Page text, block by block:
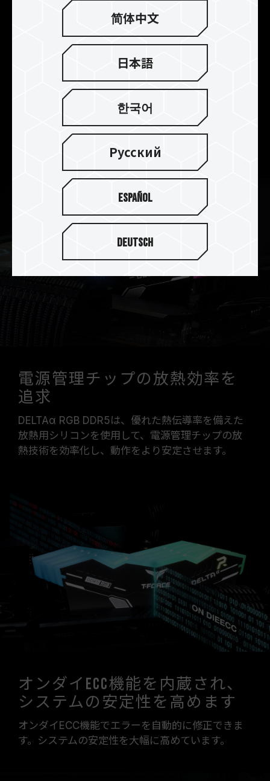
電源管理チップを搭載し、電
源を安定し効率より向上させ
DELTAα RGB DDR5には、ノイズ干渉を最小限に
抑え、各電子部品を安定して効率的に配電できる
電源管理チップが搭載されているため、高効率、
高速処理を可能とします。
電源管理チップの放熱効率を
追求
DELTAα RGB DDR5は、優れた熱伝導率を備えた
放熱用シリコンを使用して、電源管理チップの放
熱技術を効率化し、動作をより安定させます。
オンダイECC機能を内蔵され、
システムの安定性を高めます
オンダイECC機能でエラーを自動的に修正できま
す。システムの安定性を大幅に高めています。
简体中文
日本語
한국어
Русский
Español
Deutsch